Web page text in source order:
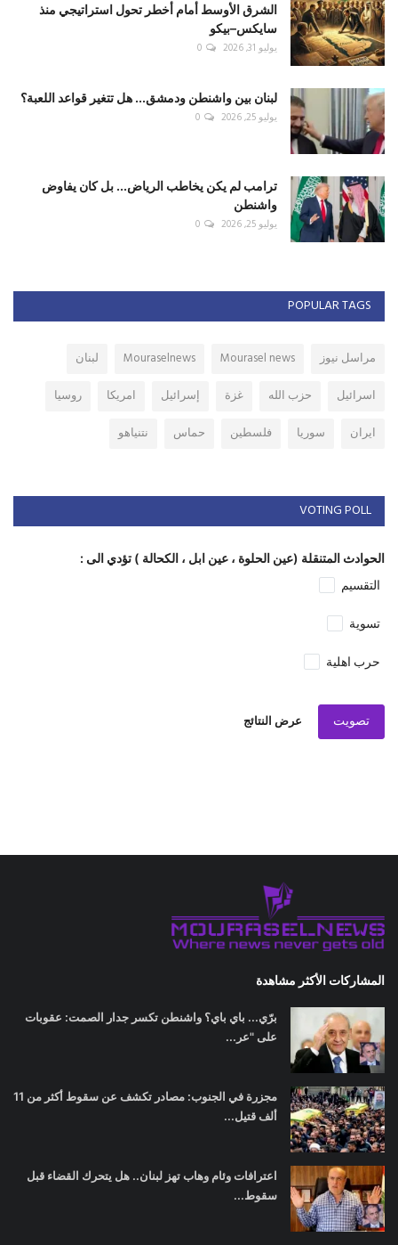
الشرق الأوسط أمام أخطر تحول استراتيجي منذ
سايكس–بيكو
يوليو 31, 2026 0
لبنان بين واشنطن ودمشق... هل تتغير قواعد اللعبة؟
يوليو 25, 2026 0
ترامب لم يكن يخاطب الرياض... بل كان يفاوض
واشنطن
يوليو 25, 2026 0
POPULAR TAGS
مراسل نيوز Mourasel news
Mouraselnews
لبنان
اسرائيل
حزب الله غزة إسرائيل امريكا
روسيا
ايران
سوريا فلسطين حماس نتنياهو
VOTING POLL
الحوادث المتنقلة (عين الحلوة ، عين ابل ، الكحالة ) تؤدي الى :
التقسيم
تسوية
حرب اهلية
تصويت عرض النتائج
المشاركات الأكثر مشاهدة
برّي... باي باي؟ واشنطن تكسر جدار الصمت: عقوبات
على "عر...
مجزرة في الجنوب: مصادر تكشف عن سقوط أكثر من 11
ألف قتيل...
اعترافات وئام وهاب تهز لبنان.. هل يتحرك القضاء قبل
سقوط...